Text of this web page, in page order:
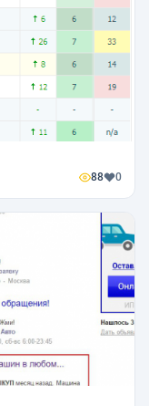
88 0